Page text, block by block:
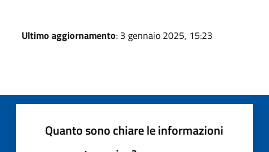
Ultimo aggiornamento: 3 gennaio 2025, 15:23
Quanto sono chiare le informazioni